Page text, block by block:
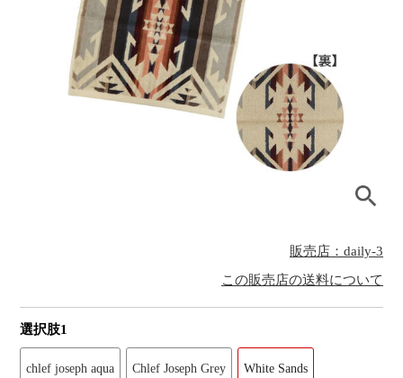
販売店：daily-3
この販売店の送料について
選択肢1
chlef joseph aqua Chlef Joseph Grey White Sands